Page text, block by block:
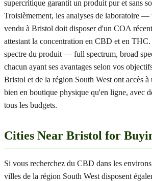
supercritique garantit un produit pur et sans
Troisièmement, les analyses de laboratoire
vendu à Bristol doit disposer d'un COA
attestant la concentration en CBD et en
spectre du produit — full spectrum, broad
chacun ayant ses avantages selon vos
Bristol et de la région South West ont accès à
bien en boutique physique qu'en ligne, avec
tous les budgets.
Cities Near Bristol for
Si vous recherchez du CBD dans les
villes de la région South West disposent